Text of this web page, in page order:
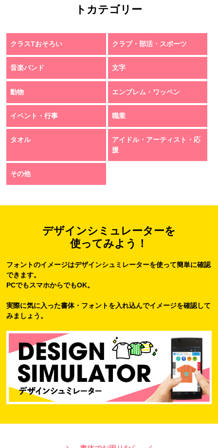
トカテゴリー
クラスTおそろい クラブ・部活・スポーツ
音楽バンド 文字
動物 エンブレム・ワッペン
イベント・行事 職業
タオル
アイドル・アーティスト・応
援
その他
デザインシミュレーターを
使ってみよう！
フォントのイメージはデザインシュミレーターを使って簡単に確認
できます。
PCでもスマホからでもOK。
実際に気に入った書体・フォントを入れ込んでイメージを確認して
みましょう。